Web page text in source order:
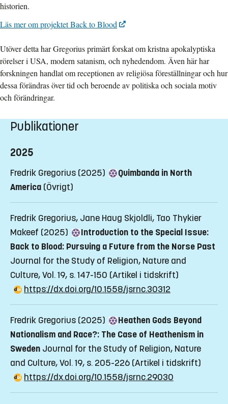
historien.
Läs mer om projektet Back to Blood
Utöver detta har Gregorius primärt forskat om kristna apokalyptiska
rörelser i USA, modern satanism, och nyhedendom. Även här har
forskningen handlat om receptionen av religiösa föreställningar och hur
dessa förändras över tid och beroende av politiska och sociala motiv
och förändringar.
Publikationer
2025
Fredrik Gregorius (2025)
Quimbanda in North
America (Övrigt)
Fredrik Gregorius, Jane Haug Skjoldli, Tao Thykier
Makeef (2025)
Introduction to the Special Issue:
Back to Blood: Pursuing a Future from the Norse Past
Journal for the Study of Religion, Nature and
Culture, Vol. 19, s. 147-150 (Artikel i tidskrift)
https://dx.doi.org/10.1558/jsrnc.30312
Fredrik Gregorius (2025)
Heathen Gods Beyond
Nationalism and Race?: The Case of Heathenism in
Sweden Journal for the Study of Religion, Nature
and Culture, Vol. 19, s. 205-226 (Artikel i tidskrift)
https://dx.doi.org/10.1558/jsrnc.29030